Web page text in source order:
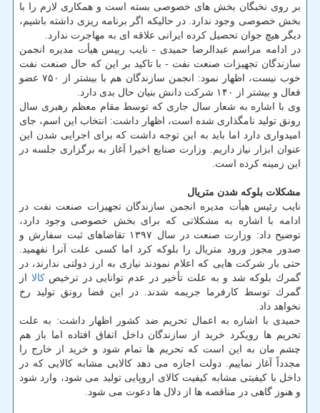
بر روی نخبگان بخش های خصوصی بسته است و همكاری لازم را با
بخش خصوصی وجود ندارد. در حالیكه اگر برنامه ریزی داشته باشیم،
دیگر هیچ جوان تحصیل كرده ایرانی علاقه ای به مهاجرت ندارد.
در ادامه مراسم عبدالرضا حمیدی - نایب رییس هیأت مدیره انجمن
سازندگان تجهیزات صنعت نفت - با تاكید بر این كه حال صنعت نفت
خوب نیست، اظهار نمود: انجمن سازندگان هم با بیشتر از ۷۵۰ عضو
فعال و بیشتر از ۱۴۰ شركت دانش بنیان حال بدی دارد.
وی با اشاره به شعار سال جاری كه توسط مقام معظم رهبری سال
رونق تولید نامگذاری شده است، اظهار داشت: انتخاب این اسم، جای
امیدواری دارد اما باید به این توجه داشت كه برای اجرایی شدن این
عنوان ابزار نیاز داریم. وزارت صنایع اخیرا آغاز به برگزاری جلسه در
این زمینه كرده است.
مشكلات بلوكه شدن متریال
نایب رئیس هیأت مدیره انجمن سازندگان تجهیزات صنعت نفت در
ادامه با اشاره به مشكلاتی كه برای بخش خصوصی وجود دارد،
توضیح داد: وزارت صنعت در سال ۱۳۹۷ تقاضاهای ثبت سفارش و
صدور مجوز ورود متریال را بلوكه كرد اما كسی علت آنرا نفهمید.
حتی بار شركت هایی كه اعلام نمودند نیازی به ارز دولتی ندارند، در
گمرك بلوكه شد و به علت تأخیر در عدم توانایی در ترخیصكالا از
گمرك توسط كارفرما جریمه شدند. در این فضا رونق تولید رخ
نخواهد داد.
حمیدی با اشاره به اعمال تحریم ضد كشور اظهار داشت: به علت
تحریم ها رویكرد خرید از سازندگان داخل اتفاق افتاده اما باز هم
چشم مان به این است كه تحریم ها تمام شود و خرید از خارج را
مجدداً آغاز نماییم. دولت اجازه می دهد كالایی مشابه كالایی كه در
داخل با كیفیتی مشابه كیفیت كالای اروپایی تولید می شود، وارد شود
و هنوز گاهی در مناقصه ها از دلال ها دعوت می شود.